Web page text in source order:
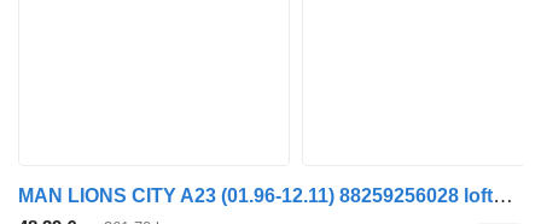
MAN LIONS CITY A23 (01.96-12.11) 88259256028 loftslampe til MAN Lion's bus (1991-)